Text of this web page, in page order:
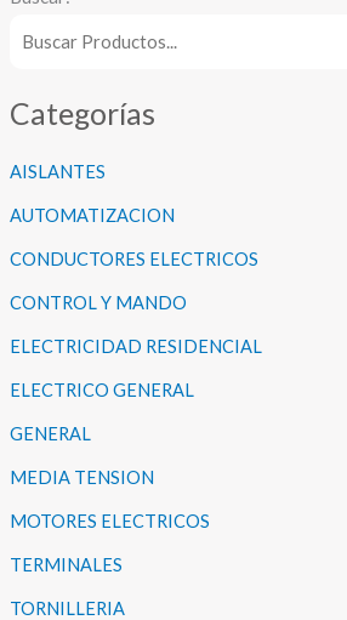
Categorías
AISLANTES
AUTOMATIZACION
CONDUCTORES ELECTRICOS
CONTROL Y MANDO
ELECTRICIDAD RESIDENCIAL
ELECTRICO GENERAL
GENERAL
MEDIA TENSION
MOTORES ELECTRICOS
TERMINALES
TORNILLERIA